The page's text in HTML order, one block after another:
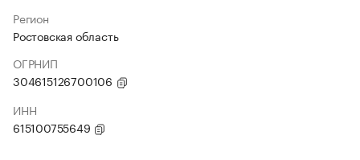
Регион
Ростовская область
ОГРНИП
304615126700106
ИНН
615100755649